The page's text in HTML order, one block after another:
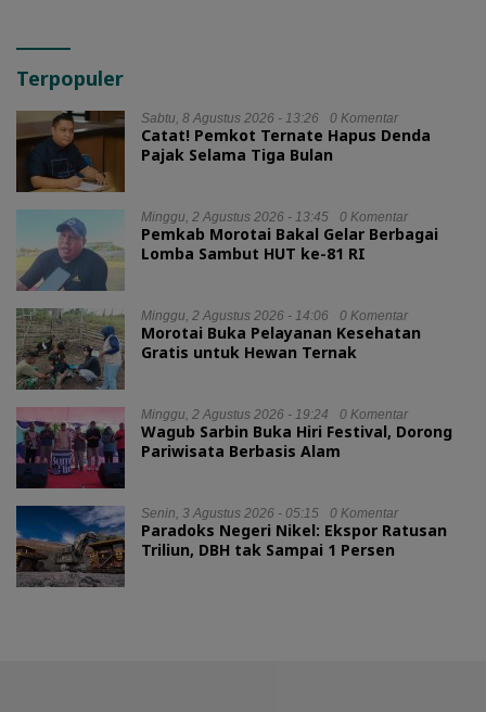
Terpopuler
Sabtu, 8 Agustus 2026 - 13:26 0 Komentar
Catat! Pemkot Ternate Hapus Denda
Pajak Selama Tiga Bulan
Minggu, 2 Agustus 2026 - 13:45 0 Komentar
Pemkab Morotai Bakal Gelar Berbagai
Lomba Sambut HUT ke-81 RI
Minggu, 2 Agustus 2026 - 14:06 0 Komentar
Morotai Buka Pelayanan Kesehatan
Gratis untuk Hewan Ternak
Minggu, 2 Agustus 2026 - 19:24 0 Komentar
Wagub Sarbin Buka Hiri Festival, Dorong
Pariwisata Berbasis Alam
Senin, 3 Agustus 2026 - 05:15 0 Komentar
Paradoks Negeri Nikel: Ekspor Ratusan
Triliun, DBH tak Sampai 1 Persen